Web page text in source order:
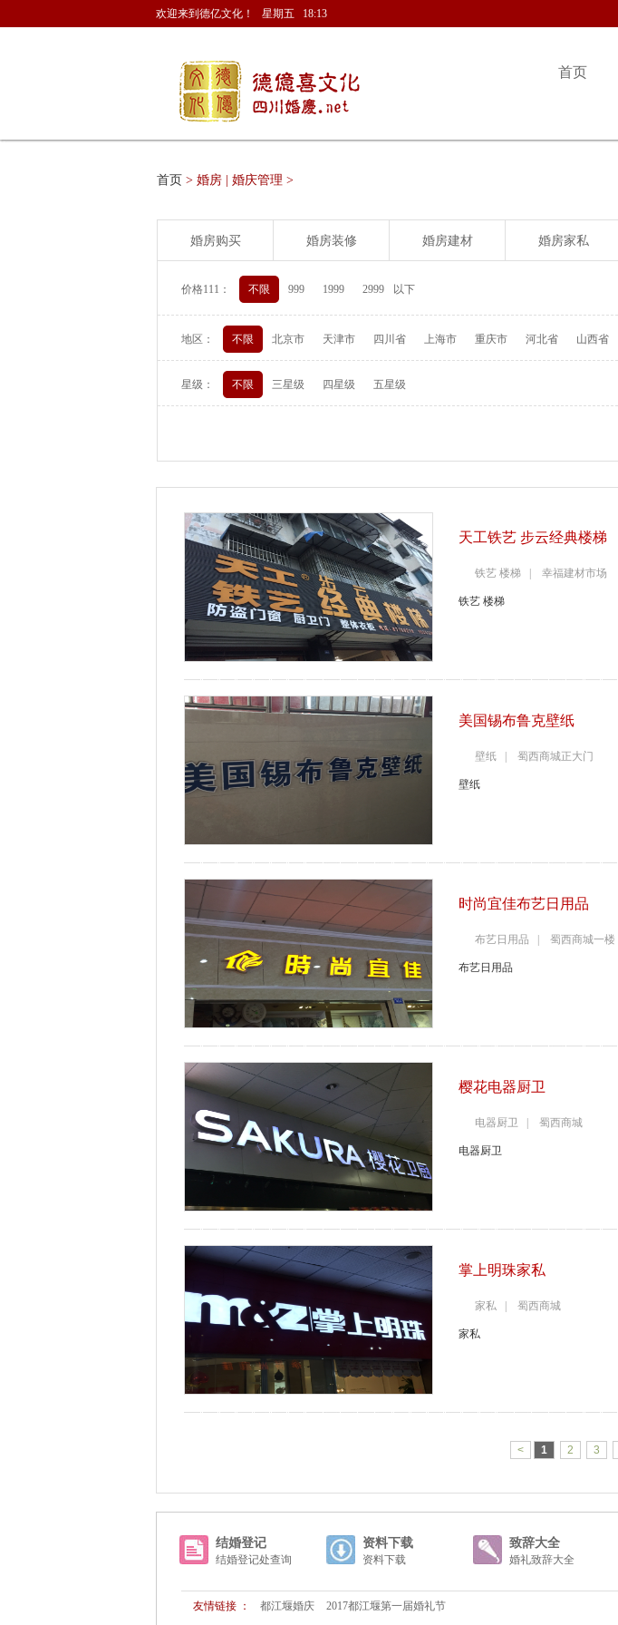
欢迎来到德亿文化！ 星期五 18:13
首页
首页 > 婚房 | 婚庆管理 >
婚房购买 婚房装修 婚房建材 婚房家私
价格111： 不限 999 1999 2999 以下
地区： 不限 北京市 天津市 四川省 上海市 重庆市 河北省 山西省
星级： 不限 三星级 四星级 五星级
天工铁艺 步云经典楼梯
铁艺 楼梯 | 幸福建材市场
铁艺 楼梯
美国锡布鲁克壁纸
壁纸 | 蜀西商城正大门
壁纸
时尚宜佳布艺日用品
布艺日用品 | 蜀西商城一楼
布艺日用品
樱花电器厨卫
电器厨卫 | 蜀西商城
电器厨卫
掌上明珠家私
家私 | 蜀西商城
家私
< 1 2 3
结婚登记
结婚登记处查询
资料下载
资料下载
致辞大全
婚礼致辞大全
友情链接 ： 都江堰婚庆 2017都江堰第一届婚礼节